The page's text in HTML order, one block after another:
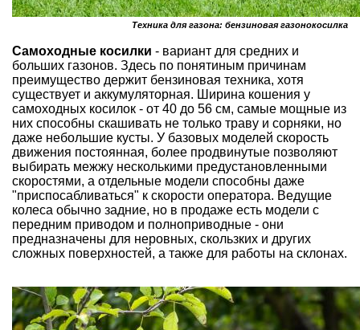
Техника для газона: бензиновая газонокосилка
Самоходные косилки - вариант для средних и
больших газонов. Здесь по понятиным причинам
преимущество держит бензиновая техника, хотя
существует и аккумуляторная. Ширина кошения у
самоходных косилок - от 40 до 56 см, самые мощные из
них способны скашивать не только траву и сорняки, но
даже небольшие кусты. У базовых моделей скорость
движения постоянная, более продвинутые позволяют
выбирать межжу несколькими предустановленными
скоростями, а отдельные модели способны даже
"приспосабливаться" к скорости оператора. Ведущие
колеса обычно задние, но в продаже есть модели с
передним приводом и полноприводные - они
предназначены для неровных, скользких и других
сложных поверхностей, а также для работы на склонах.